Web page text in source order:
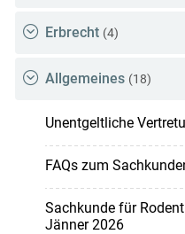
Erbrecht (4)
Allgemeines (18)
Unentgeltliche
FAQs zum
Sachkunde für
Jänner 2026